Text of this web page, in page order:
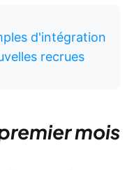
d'intégration
recrues
mois